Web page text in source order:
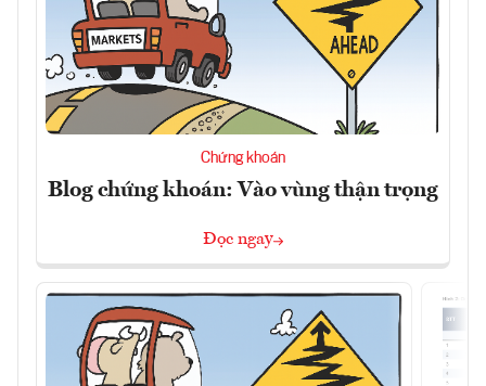
Chứng khoán
Blog chứng khoán: Vào vùng thận trọng
Đọc ngay